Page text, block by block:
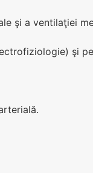
şi a ventilaţiei
şi